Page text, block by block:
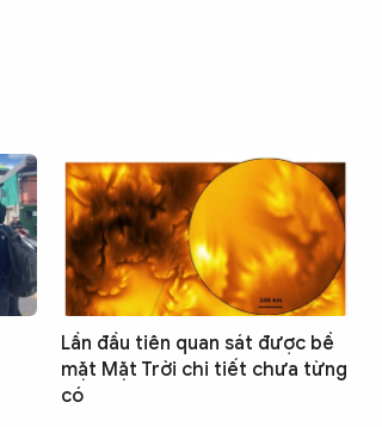
Lần đầu tiên quan sát được bề
mặt Mặt Trời chi tiết chưa từng
có